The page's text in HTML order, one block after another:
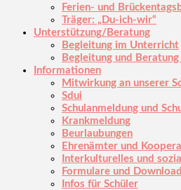
Ferien- und
Träger: „Du-ich-wir“
Unterstützung/Beratung
Begleitung im Unterricht
Begleitung und
Informationen
Mitwirkung an unserer
Sdui
Schulanmeldung und
Krankmeldung
Beurlaubungen
Ehrenämter und
Interkulturelles und
Formulare und
Infos für Schüler